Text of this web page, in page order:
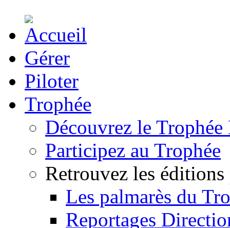
Gérer
Piloter
Trophée
Découvrez le
Participez au Trophée
Retrouvez les éditions
Les palmarès du
Reportages